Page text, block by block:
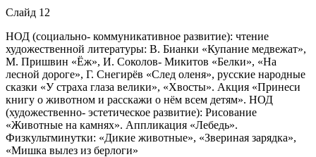
Слайд 12
НОД (социально- коммуникативное развитие): чтение
художественной литературы: В. Бианки «Купание медвежат»,
М. Пришвин «Ёж», И. Соколов- Микитов «Белки», «На
лесной дороге», Г. Снегирёв «След оленя», русские народные
сказки «У страха глаза велики», «Хвосты». Акция «Принеси
книгу о животном и расскажи о нём всем детям». НОД
(художественно- эстетическое развитие): Рисование
«Животные на камнях». Аппликация «Лебедь».
Физкультминутки: «Дикие животные», «Звериная зарядка»,
«Мишка вылез из берлоги»